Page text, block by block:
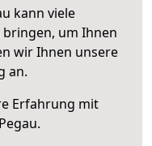
kann viele
um Ihnen
wir Ihnen unsere
an.
Erfahrung mit
Pegau.